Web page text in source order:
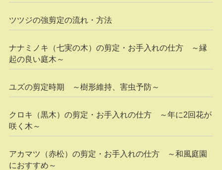
ツツジの強剪定の流れ・方法
ナナミノキ（七実の木）の剪定・お手入れの仕方 ～縁
起の良い庭木～
ユズの剪定時期 ～樹形維持、害虫予防～
クロキ（黒木）の剪定・お手入れの仕方 ～年に2回花が
咲く木～
アカマツ（赤松）の剪定・お手入れの仕方 ～和風庭園
におすすめ～